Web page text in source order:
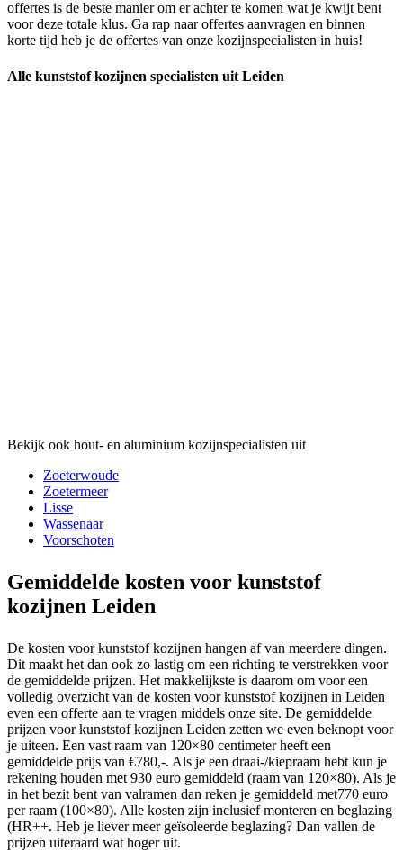
offertes is de beste manier om er achter te komen wat je kwijt bent
voor deze totale klus. Ga rap naar offertes aanvragen en binnen
korte tijd heb je de offertes van onze kozijnspecialisten in huis!
Alle kunststof kozijnen specialisten uit Leiden
Bekijk ook hout- en aluminium kozijnspecialisten uit
Zoeterwoude
Zoetermeer
Lisse
Wassenaar
Voorschoten
Gemiddelde kosten voor kunststof
kozijnen Leiden
De kosten voor kunststof kozijnen hangen af van meerdere dingen.
Dit maakt het dan ook zo lastig om een richting te verstrekken voor
de gemiddelde prijzen. Het makkelijkste is daarom om voor een
volledig overzicht van de kosten voor kunststof kozijnen in Leiden
even een offerte aan te vragen middels onze site. De gemiddelde
prijzen voor kunststof kozijnen Leiden zetten we even beknopt voor
je uiteen. Een vast raam van 120×80 centimeter heeft een
gemiddelde prijs van €780,-. Als je een draai-/kiepraam hebt kun je
rekening houden met 930 euro gemiddeld (raam van 120×80). Als je
in het bezit bent van valramen dan reken je gemiddeld met770 euro
per raam (100×80). Alle kosten zijn inclusief monteren en beglazing
(HR++. Heb je liever meer geïsoleerde beglazing? Dan vallen de
prijzen uiteraard wat hoger uit.